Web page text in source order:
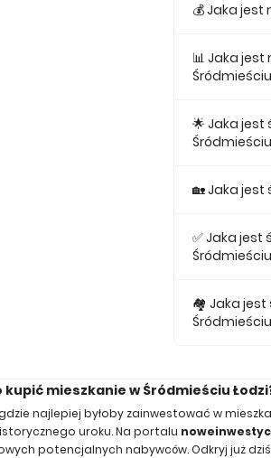
💰 Jaka
📊 Jaka
najmniejsze
🌟 Jaka
🏡 Jaka
✅ Jaka
🏘️ Jaka jest
mieszkanie w Śródmieściu
najlepiej byłoby zainwestować w
uroku. Na portalu
potencjalnych nabywców. Odkryj już